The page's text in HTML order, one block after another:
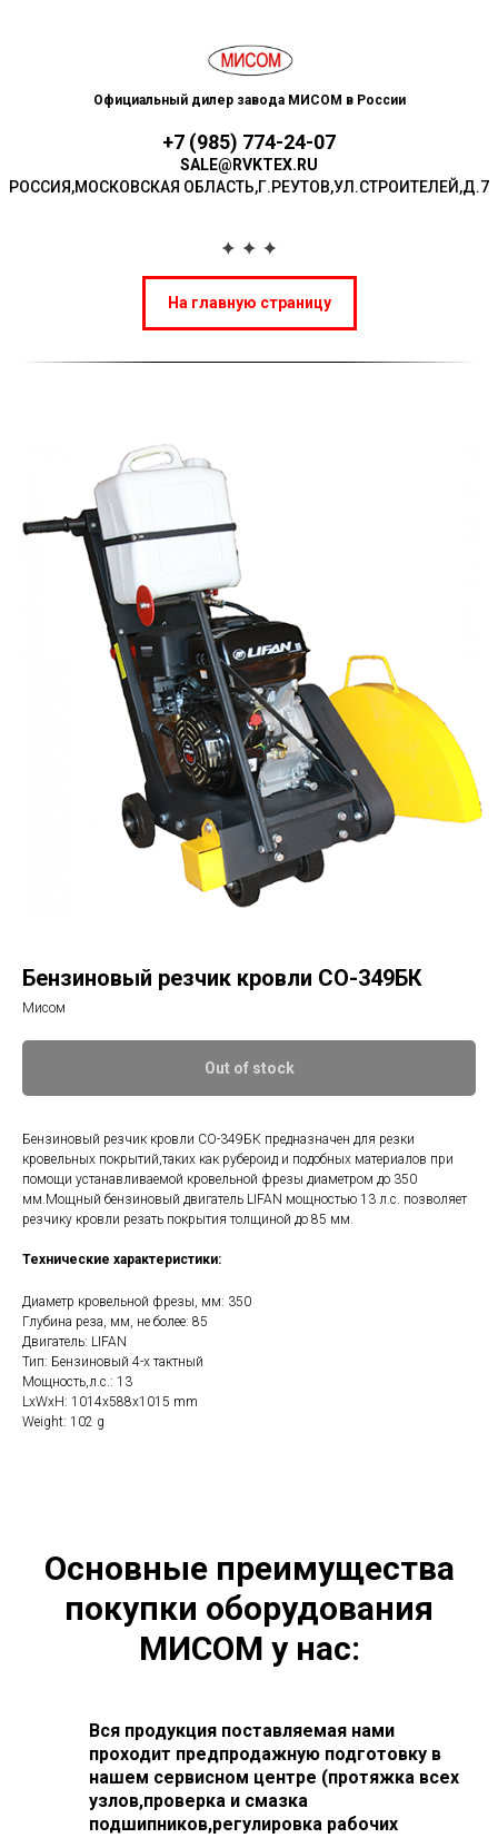
Официальный дилер завода МИСОМ в России
+7 (985) 774-24-07
SALE@RVKTEX.RU
РОССИЯ,МОСКОВСКАЯ ОБЛАСТЬ,Г.РЕУТОВ,УЛ.СТР ОИТЕЛЕЙ,Д.7
На главную страницу
Бензиновый резчик кровли СО-349БК
Мисом
Out of stock
Бензиновый резчик кровли СО-349БК предназначен для резки
кровельных покрытий,таких как рубероид и подобных материалов при
помощи устанавливаемой кровельной фрезы диаметром до 350
мм.Мощный бензиновый двигатель LIFAN мощностью 13 л.с. позволяет
резчику кровли резать покрытия толщиной до 85 мм.
Технические характеристики:
Диаметр кровельной фрезы, мм: 350
Глубина реза, мм, не более: 85
Двигатель: LIFAN
Тип: Бензиновый 4-х тактный
Мощность,л.с.: 13
LxWxH: 1014x588x1015 mm
Weight: 102 g
Основные преимущества
покупки оборудования
МИСОМ у нас:
Вся продукция поставляемая нами
проходит предпродажную подготовку в
нашем сервисном центре (протяжка всех
узлов,проверка и смазка
подшипников,регулировка рабочих